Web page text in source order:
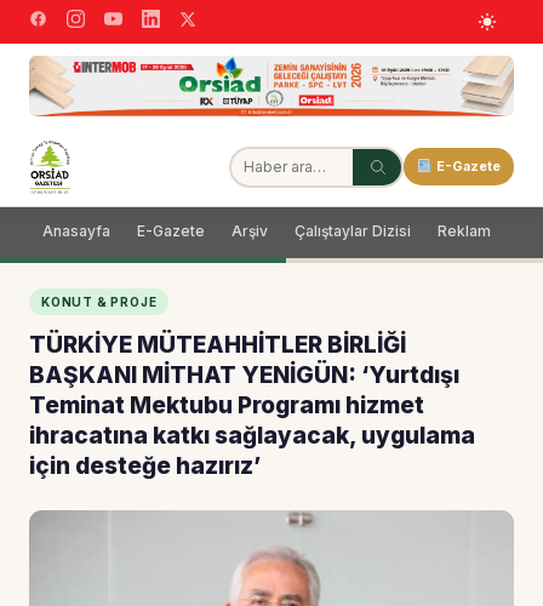
E-Gazete
Anasayfa E-Gazete Arşiv Çalıştaylar Dizisi Reklam
KONUT & PROJE
TÜRKİYE MÜTEAHHİTLER BİRLİĞİ
BAŞKANI MİTHAT YENİGÜN: ‘Yurtdışı
Teminat Mektubu Programı hizmet
ihracatına katkı sağlayacak, uygulama
için desteğe hazırız’